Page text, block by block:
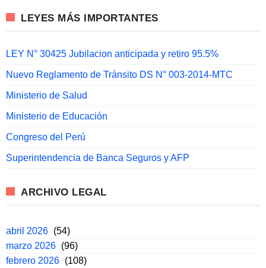
LEYES MÁS IMPORTANTES
LEY N° 30425 Jubilacion anticipada y retiro 95.5%
Nuevo Reglamento de Tránsito DS N° 003-2014-MTC
Ministerio de Salud
Ministerio de Educación
Congreso del Perú
Superintendencia de Banca Seguros y AFP
ARCHIVO LEGAL
abril 2026 (54)
marzo 2026 (96)
febrero 2026 (108)